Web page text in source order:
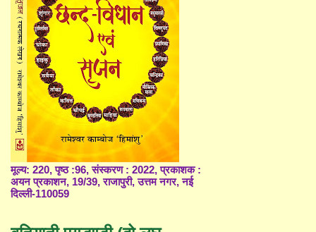
मूल्य: 220, पृष्ठ :96, संस्करण : 2022, प्रकाशक :
अयन प्रकाशन, 19/39, राजापुरी, उत्तम नगर, नई
दिल्ली-110059